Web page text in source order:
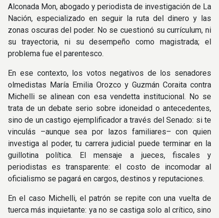
Alconada Mon, abogado y periodista de investigación de La
Nación, especializado en seguir la ruta del dinero y las
zonas oscuras del poder. No se cuestionó su currículum, ni
su trayectoria, ni su desempeño como magistrada; el
problema fue el parentesco.
En ese contexto, los votos negativos de los senadores
olmedistas María Emilia Orozco y Guzmán Coraita contra
Michelli se alinean con esa vendetta institucional. No se
trata de un debate serio sobre idoneidad o antecedentes,
sino de un castigo ejemplificador a través del Senado: si te
vinculás –aunque sea por lazos familiares– con quien
investiga al poder, tu carrera judicial puede terminar en la
guillotina política. El mensaje a jueces, fiscales y
periodistas es transparente: el costo de incomodar al
oficialismo se pagará en cargos, destinos y reputaciones.
En el caso Michelli, el patrón se repite con una vuelta de
tuerca más inquietante: ya no se castiga solo al crítico, sino